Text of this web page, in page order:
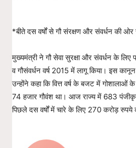
*बीते दस वर्षों से गौ संरक्षण और संवर्धन की
मुख्यमंत्री ने गौ सेवा सुरक्षा और संवर्धन के लिए
व गौसंवर्धन वर्ष 2015 में लागू किया। इस
उन्होंने कहा कि वित्त वर्ष के बजट में
74 हजार गौवंश था। आज राज्य में 683 पंजीकृत
पिछले दस वर्षों में चारे के लिए 270 करोड़ रुपये